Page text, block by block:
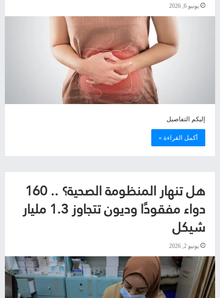
يونيو 6, 2026
إليكم التفاصيل
أكمل القراءة »
هل تنهار المنظومة الصحية؟ .. 160
دواء مفقودًا وديون تتجاوز 1.3 مليار
شيكل
يونيو 2, 2026